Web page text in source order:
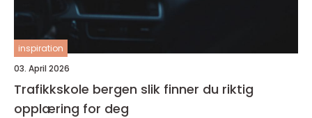
inspiration
03. April 2026
Trafikkskole bergen slik finner du riktig
opplæring for deg